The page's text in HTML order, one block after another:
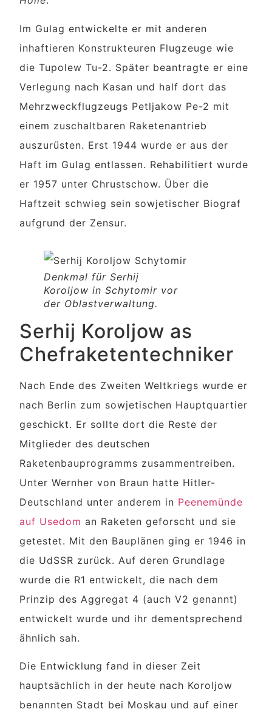
Im Gulag entwickelte er mit anderen
inhaftieren Konstrukteuren Flugzeuge wie
die Tupolew Tu-2. Später beantragte er eine
Verlegung nach Kasan und half dort das
Mehrzweckflugzeugs Petljakow Pe-2 mit
einem zuschaltbaren Raketenantrieb
auszurüsten. Erst 1944 wurde er aus der
Haft im Gulag entlassen. Rehabilitiert wurde
er 1957 unter Chrustschow. Über die
Haftzeit schwieg sein sowjetischer Biograf
aufgrund der Zensur.
Denkmal für Serhij
Koroljow in Schytomir vor
der Oblastverwaltung.
Serhij Koroljow as
Chefraketentechniker
Nach Ende des Zweiten Weltkriegs wurde er
nach Berlin zum sowjetischen Hauptquartier
geschickt. Er sollte dort die Reste der
Mitglieder des deutschen
Raketenbauprogramms zusammentreiben.
Unter Wernher von Braun hatte Hitler-
Deutschland unter anderem in Peenemünde
auf Usedom an Raketen geforscht und sie
getestet. Mit den Bauplänen ging er 1946 in
die UdSSR zurück. Auf deren Grundlage
wurde die R1 entwickelt, die nach dem
Prinzip des Aggregat 4 (auch V2 genannt)
entwickelt wurde und ihr dementsprechend
ähnlich sah.
Die Entwicklung fand in dieser Zeit
hauptsächlich in der heute nach Koroljow
benannten Stadt bei Moskau und auf einer